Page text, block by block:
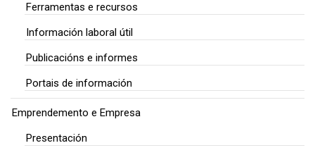
Ferramentas e recursos
Información laboral útil
Publicacións e informes
Portais de información
Emprendemento e Empresa
Presentación